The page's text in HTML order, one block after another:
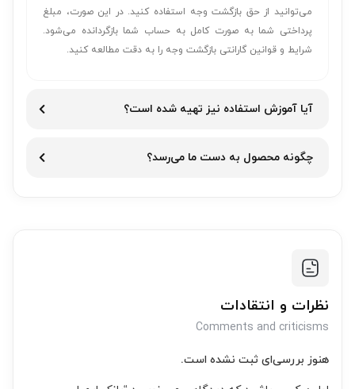
می‌توانید از حق بازگشت وجه استفاده کنید. در این صورت، مبلغ
پرداختی شما به صورت کامل به حساب شما بازگردانده می‌شود.
شرایط و قوانین گارانتی بازگشت وجه را به دقت مطالعه کنید.
آیا آموزش استفاده نیز تهیه شده است؟
چگونه محصول به دست ما می‌رسد؟
نظرات و انتقادات
Comments and criticisms
هنوز بررسی‌ای ثبت نشده است.